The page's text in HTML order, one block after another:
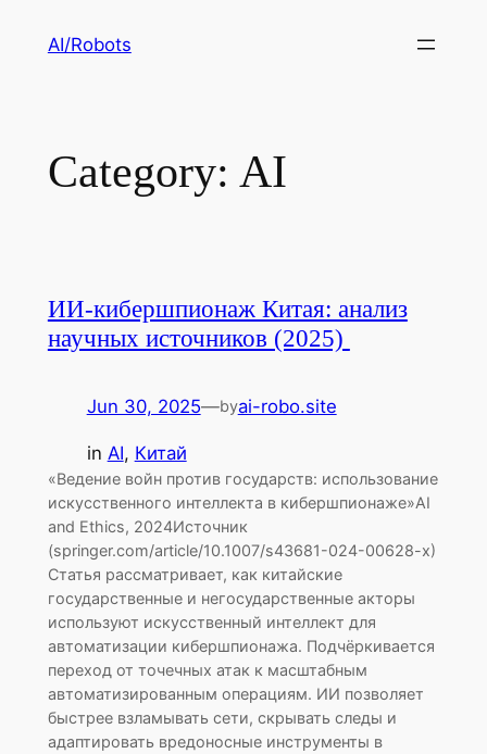
AI/Robots
Category: AI
ИИ-кибершпионаж Китая: анализ
научных источников (2025)
Jun 30, 2025—byai-robo.site
in AI, Китай
«Ведение войн против государств: использование
искусственного интеллекта в кибершпионаже»AI
and Ethics, 2024Источник
(springer.com/article/10.1007/s43681-024-00628-x)
Статья рассматривает, как китайские
государственные и негосударственные акторы
используют искусственный интеллект для
автоматизации кибершпионажа. Подчёркивается
переход от точечных атак к масштабным
автоматизированным операциям. ИИ позволяет
быстрее взламывать сети, скрывать следы и
адаптировать вредоносные инструменты в